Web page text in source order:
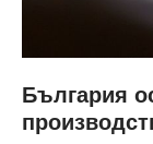
България